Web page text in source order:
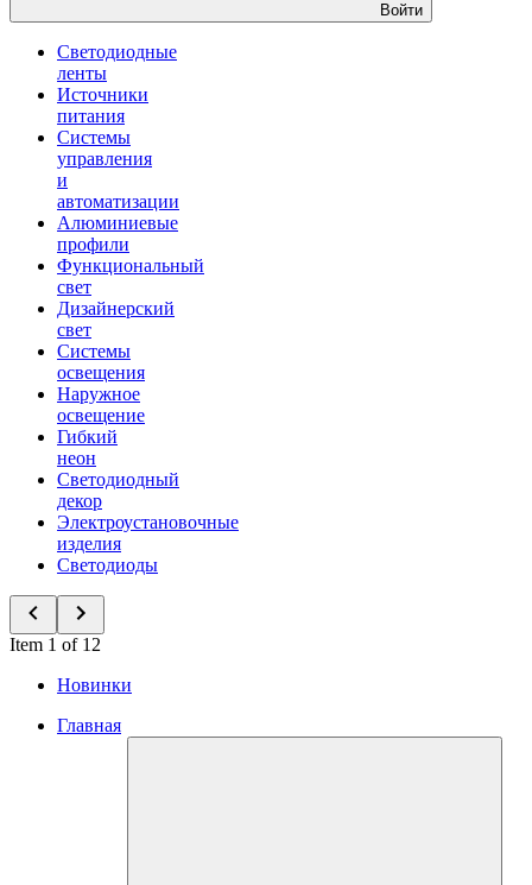
Войти
Светодиодные
ленты
Источники
питания
Системы
управления
и
автоматизации
Алюминиевые
профили
Функциональный
свет
Дизайнерский
свет
Системы
освещения
Наружное
освещение
Гибкий
неон
Светодиодный
декор
Электроустановочные
изделия
Светодиоды
Item 1 of 12
Новинки
Главная